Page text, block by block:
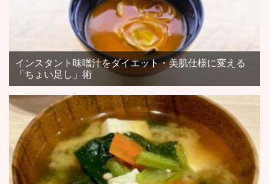
インスタント味噌汁をダイエット・美肌仕様に変える
「ちょい足し」術